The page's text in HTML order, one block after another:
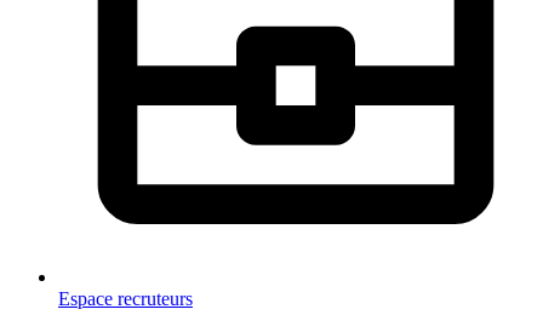
Espace recruteurs